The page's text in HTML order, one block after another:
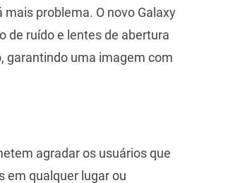
problema. O novo Galaxy
de ruído e lentes de abertura
garantindo uma imagem com
agradar os usuários que
em qualquer lugar ou